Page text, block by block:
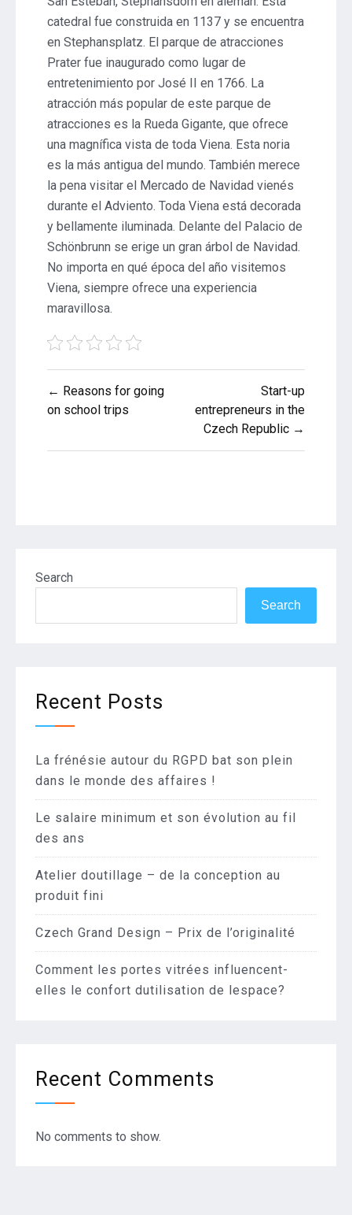
catedral fue construida en 1137 y se encuentra
en Stephansplatz. El parque de atracciones
Prater fue inaugurado como lugar de
entretenimiento por José II en 1766. La
atracción más popular de este parque de
atracciones es la Rueda Gigante, que ofrece
una magnífica vista de toda Viena. Esta noria
es la más antigua del mundo. También merece
la pena visitar el Mercado de Navidad vienés
durante el Adviento. Toda Viena está decorada
y bellamente iluminada. Delante del Palacio de
Schönbrunn se erige un gran árbol de Navidad.
No importa en qué época del año visitemos
Viena, siempre ofrece una experiencia
maravillosa.
Post
navigation
← Reasons for going
on school trips
Start-up
entrepreneurs in the
Czech Republic →
Search
Search
Recent Posts
La frénésie autour du RGPD bat son plein
dans le monde des affaires !
Le salaire minimum et son évolution au fil
des ans
Atelier doutillage – de la conception au
produit fini
Czech Grand Design – Prix de l’originalité
Comment les portes vitrées influencent-
elles le confort dutilisation de lespace?
Recent Comments
No comments to show.